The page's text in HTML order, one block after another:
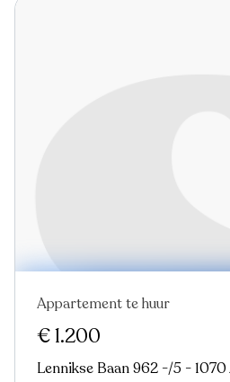
Nieuw
Appartement te huur
€ 1.200
Lennikse Baan 962 -/5 -